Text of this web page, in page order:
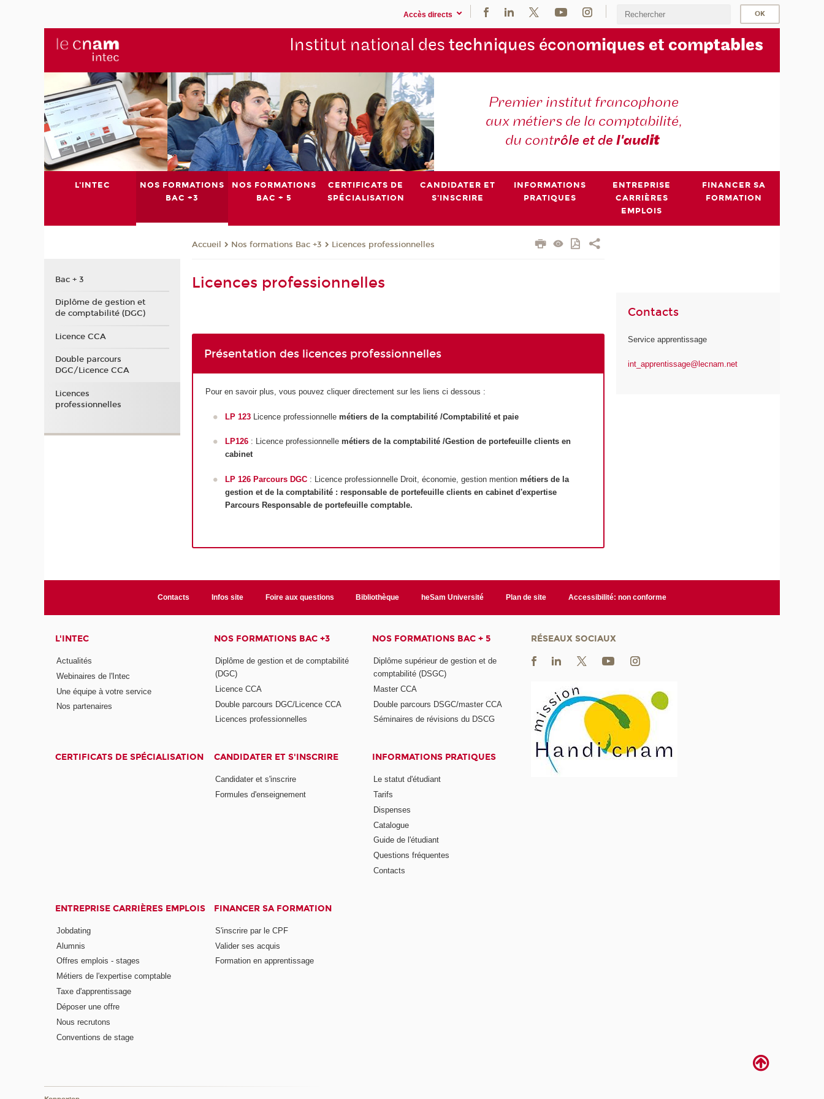
Accès directs
Institut national des techniques économiques et comptables
Premier institut francophone
aux métiers de la comptabilité,
du contrôle et del'audit
L'INTEC
NOS FORMATIONS
BAC +3
NOS FORMATIONS
BAC + 5
CERTIFICATS DE
SPÉCIALISATION
CANDIDATER ET
S'INSCRIRE
INFORMATIONS
PRATIQUES
ENTREPRISE
CARRIÈRES
EMPLOIS
FINANCER SA
FORMATION
Accueil Nos formations Bac +3 Licences professionnelles
Licences professionnelles
Présentation des licences professionnelles
Pour en savoir plus, vous pouvez cliquer directement sur les liens ci dessous :
LP 123 Licence professionnellemétiers de la comptabilité /Comptabilité et paie
LP126 : Licence professionnellemétiers de la comptabilité /Gestion de portefeuille clients en
cabinet
LP 126 Parcours DGC : Licence professionnelle Droit, économie, gestion mentionmétiers de la
gestion et de la comptabilité : responsable de portefeuille clients en cabinet d'expertise
Parcours Responsable de portefeuille comptable.
Contacts
Service apprentissage
int_apprentissage@lecnam.net
Bac + 3
Diplôme de gestion et
de comptabilité (DGC)
Licence CCA
Double parcours
DGC/Licence CCA
Licences
professionnelles
Contacts Infos site Foire aux questions Bibliothèque heSam Université Plan de site Accessibilité: non conforme
L'INTEC
Actualités
Webinaires de l'Intec
Une équipe à votre service
Nos partenaires
NOS FORMATIONS BAC +3
Diplôme de gestion et de comptabilité
(DGC)
Licence CCA
Double parcours DGC/Licence CCA
Licences professionnelles
NOS FORMATIONS BAC + 5
Diplôme supérieur de gestion et de
comptabilité (DSGC)
Master CCA
Double parcours DSGC/master CCA
Séminaires de révisions du DSCG
CERTIFICATS DE SPÉCIALISATION CANDIDATER ET S'INSCRIRE
Candidater et s'inscrire
Formules d'enseignement
INFORMATIONS PRATIQUES
Le statut d'étudiant
Tarifs
Dispenses
Catalogue
Guide de l'étudiant
Questions fréquentes
Contacts
ENTREPRISE CARRIÈRES EMPLOIS
Jobdating
Alumnis
Offres emplois - stages
Métiers de l'expertise comptable
Taxe d'apprentissage
Déposer une offre
Nous recrutons
Conventions de stage
FINANCER SA FORMATION
S'inscrire par le CPF
Valider ses acquis
Formation en apprentissage
RÉSEAUX SOCIAUX